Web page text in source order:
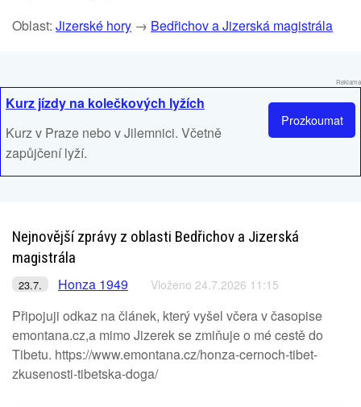
Oblast: Jizerské hory → Bedřichov a Jizerská magistrála
Reklama
Prozkoumat
Kurz jízdy na kolečkových lyžích
Kurz v Praze nebo v Jilemnici. Včetně
zapůjčení lyží.
Nejnovější zprávy z oblasti Bedřichov a Jizerská
magistrála
23.7. Honza 1949 Vloženo 24.7.2026 11:15
Připojuji odkaz na článek, který vyšel včera v časopise
emontana.cz,a mimo Jizerek se zmiňuje o mé cestě do
Tibetu. https://www.emontana.cz/honza-cernoch-tibet-
zkusenosti-tibetska-doga/